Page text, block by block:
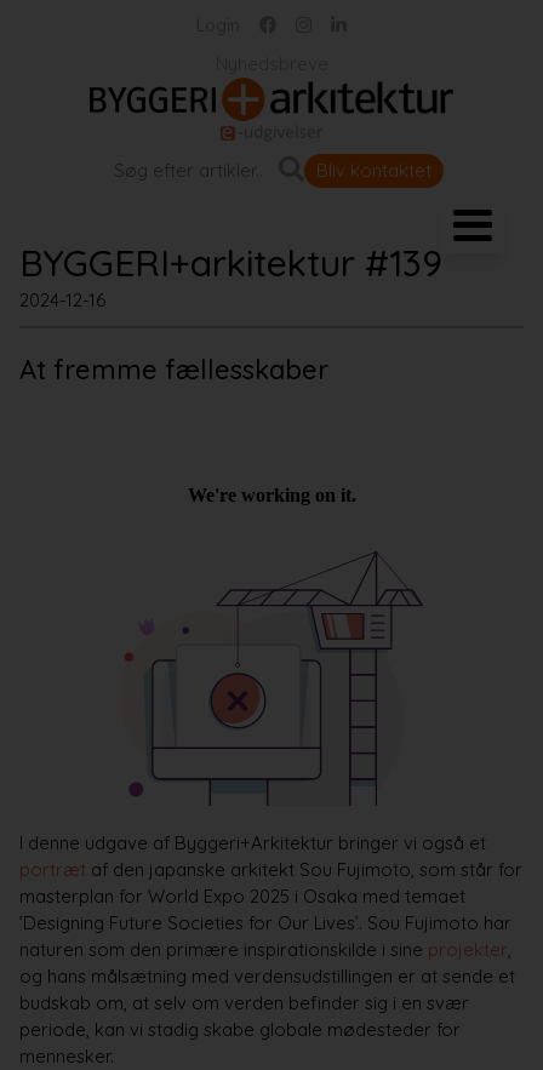
Bliv kontaktet
Landskab og byrum
Bygningen
Projekter
BYGGERI+arkitektur #139
2024-12-16
At fremme fællesskaber
I denne udgave af Byggeri+Arkitektur bringer vi også et
portræt af den japanske arkitekt Sou Fujimoto, som står for
masterplan for World Expo 2025 i Osaka med temaet
’Designing Future Societies for Our Lives’. Sou Fujimoto har
naturen som den primære inspirationskilde i sine projekter,
og hans målsætning med verdensudstillingen er at sende et
budskab om, at selv om verden befinder sig i en svær
periode, kan vi stadig skabe globale mødesteder for
mennesker.